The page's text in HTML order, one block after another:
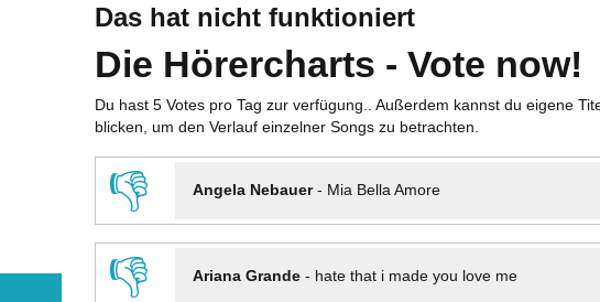
Das hat nicht funktioniert
Die Hörercharts - Vote now!
Du hast 5 Votes pro Tag zur verfügung.. Außerdem kannst du eigene
blicken, um den Verlauf einzelner Songs zu betrachten.
👎 Angela Nebauer- Mia Bella Amore
👎
Ariana Grande- hate that i made you love me